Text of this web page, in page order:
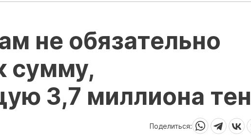
не обязательно
сумму,
3,7 миллиона
Поделиться: